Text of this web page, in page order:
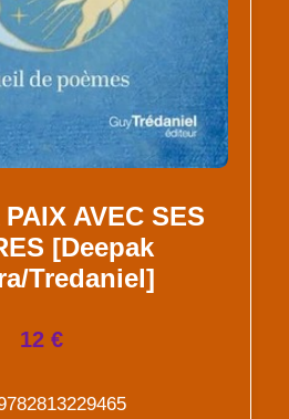
AVEC SES
[Deepak
Tredaniel]
12 €